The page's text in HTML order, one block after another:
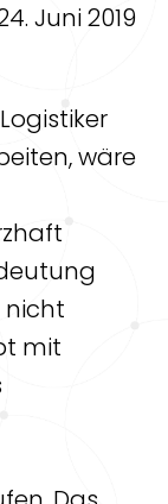
Juni 2019
wäre
nicht
mit